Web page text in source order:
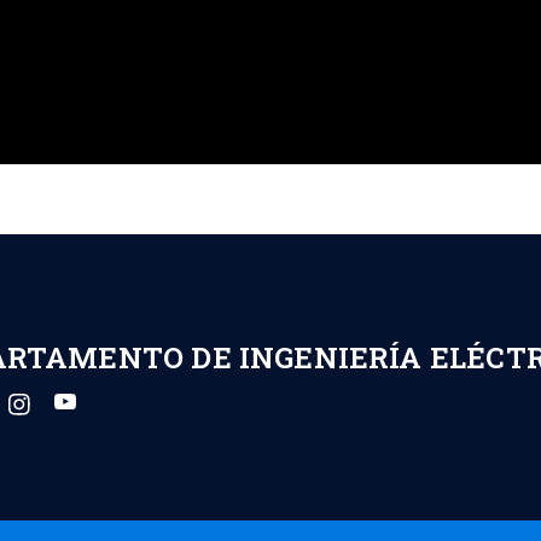
DE INGENIERÍA